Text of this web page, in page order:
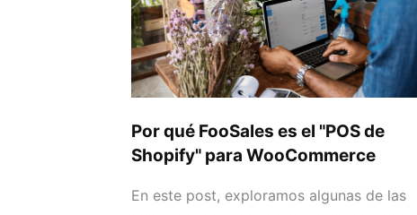
Por qué FooSales es el "POS de
Shopify" para WooCommerce
En este post, exploramos algunas de las
el
"POS
de
Shopify"
para
WooCommerce